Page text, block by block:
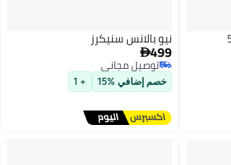
نيو بالانس سنيكرز
توصيل مجاني
توصيل مجاني
خصم إضافي %15 + 1